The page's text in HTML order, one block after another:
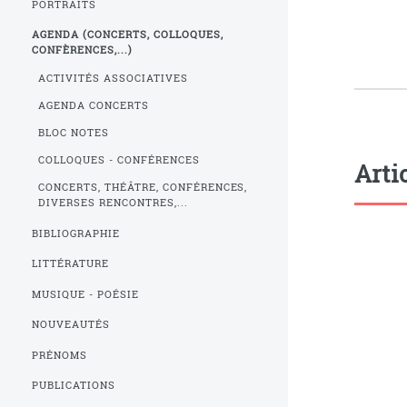
PORTRAITS
AGENDA (CONCERTS, COLLOQUES,
CONFÈRENCES,...)
ACTIVITÉS ASSOCIATIVES
AGENDA CONCERTS
BLOC NOTES
COLLOQUES - CONFÉRENCES
CONCERTS, THÉÂTRE, CONFÉRENCES,
DIVERSES RENCONTRES,...
BIBLIOGRAPHIE
LITTÉRATURE
MUSIQUE - POÉSIE
NOUVEAUTÉS
PRÉNOMS
PUBLICATIONS